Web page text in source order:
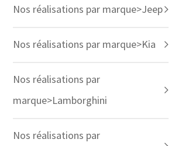
Nos réalisations par marque>Jeep
Nos réalisations par marque>Kia
Nos réalisations par
marque>Lamborghini
Nos réalisations par